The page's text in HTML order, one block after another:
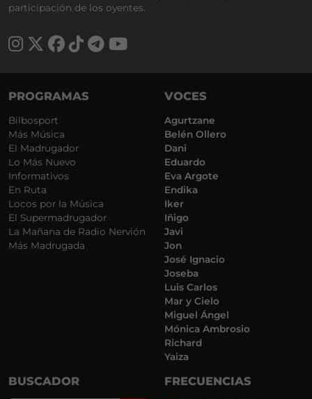
participación de los oyentes.
PROGRAMAS
Bilbosport
Más Música
El Madrugador
Lo Más Nuevo
Informativos
En Ruta
Locos por la Música
El Supermadrugador
La Mañana de Radio Nervión
Más Madrugada
VOCES
Agurtzane
Belén Ollero
Dani
Eduardo
Eva Argote
Endika
Iker
Iñigo
Javi
Jon
José Ignacio
Joseba
Luis Carlos
Mar y Cielo
Miguel Ángel
Mónica Ambrosio
Richard
Yaiza
BUSCADOR FRECUENCIAS